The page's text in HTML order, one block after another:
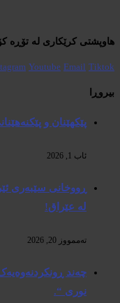
هاوپشتی کرێکاری لە تۆڕە
Youtube Email Tiktok
بیروڕا
پێكهێنان و
ئاب 1, 2026
ڕووخانی سێبەری
لە عێراق!
تەممووز 20, 2026
چەند
نوری “.